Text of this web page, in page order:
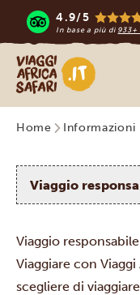
4.9/5
In base a più di 933+
Viaggi Africa Safari
Home Informazioni
Selezionare un
Viaggio responsabile
Viaggiare con
scegliere di